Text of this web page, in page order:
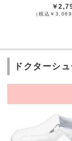
￥
（税込￥3,069
ドクターシ